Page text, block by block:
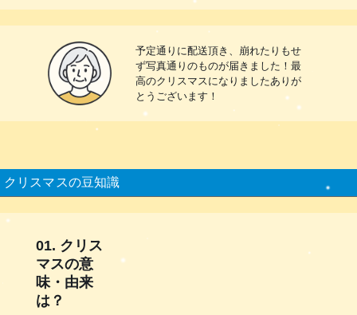
予定通りに配送頂き、崩れたりもせ
ず写真通りのものが届きました！最
高のクリスマスになりましたありが
とうございます！
クリスマスの豆知識
01. クリス
マスの意
味・由来
は？